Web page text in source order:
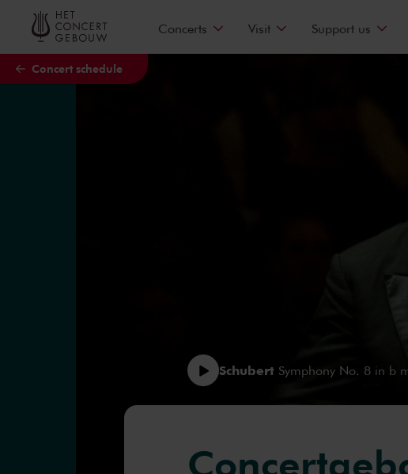
Skip to main content
Concert schedule
Concerts Visit Support us
Schubert Symphony No. 8 in b